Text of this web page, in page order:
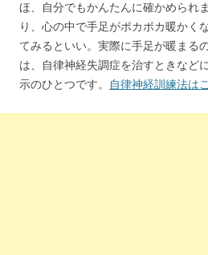
ほ、自分でもかんたんに確かめられ
り、心の中で手足がポカポカ暖かく
てみるといい。実際に手足が暖まる
は、自律神経失調症を治すときなど
示のひとつです。
自律神経訓練法は